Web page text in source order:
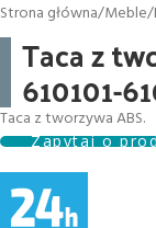
Strona główna/Meble/
Taca z
610101-
Taca z tworzywa ABS.
Zapytaj o